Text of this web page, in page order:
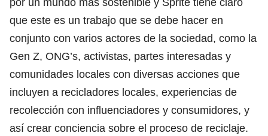
que este es un trabajo que se debe hacer en
conjunto con varios actores de la sociedad, como la
Gen Z, ONG’s, activistas, partes interesadas y
comunidades locales con diversas acciones que
incluyen a recicladores locales, experiencias de
recolección con influenciadores y consumidores, y
así crear conciencia sobre el proceso de reciclaje.